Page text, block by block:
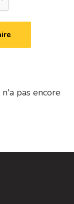
n'a pas encore